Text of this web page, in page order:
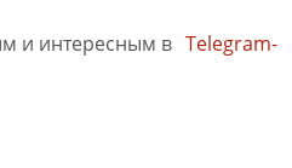
и интересным в Telegram-